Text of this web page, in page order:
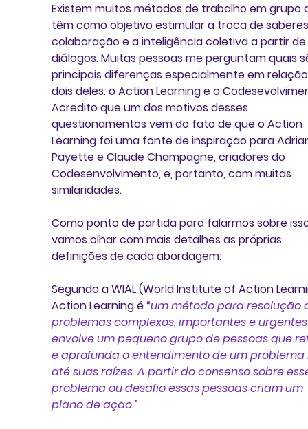
Existem muitos métodos de trabalho em grupo
têm como objetivo estimular a troca de
colaboração e a inteligência coletiva a partir de
diálogos. Muitas pessoas me perguntam quais
principais diferenças especialmente em
dois deles: o Action Learning e o
Acredito que um dos motivos desses
questionamentos vem do fato de que o Action
Learning foi uma fonte de inspiração para
Payette e Claude Champagne, criadores do
Codesenvolvimento, e, portanto, com muitas
similaridades.
Como ponto de partida para falarmos sobre
vamos olhar com mais detalhes as próprias
definições de cada abordagem:
Segundo a WIAL (World Institute of Action
Action Learning é “um método para resolução
problemas complexos, importantes e
envolve um pequeno grupo de pessoas que
e aprofunda o entendimento de um
até suas raízes. A partir do consenso sobre
problema ou desafio essas pessoas criam um
plano de ação.”